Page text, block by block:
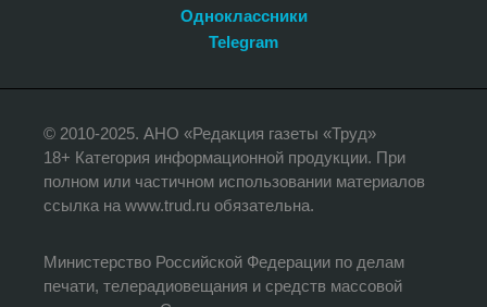
Одноклассники
Telegram
© 2010-2025. АНО «Редакция газеты «Труд»
18+ Категория информационной продукции. При
полном или частичном использовании материалов
ссылка на www.trud.ru обязательна.
Министерство Российской Федерации по делам
печати, телерадиовещания и средств массовой